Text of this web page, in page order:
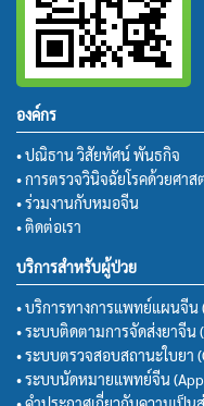
องค์กร
• ปณิธาน วิสัยทัศน์ พันธกิจ
• การตรวจวินิจฉัยโรคด้วยศา
• ร่วมงานกับหมอจีน
• ติดต่อเรา
บริการสำหรับผู้ป่วย
• บริการทางการแพทย์แผนจีน
• ระบบติดตามการจัดส่งยาจีน
• ระบบตรวจสอบสถานะใบยา
• ระบบนัดหมายแพทย์จีน